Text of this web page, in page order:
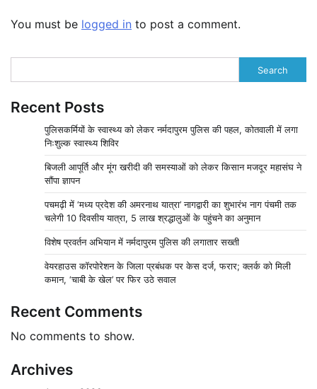
You must be logged in to post a comment.
Search
Recent Posts
पुलिसकर्मियों के स्वास्थ्य को लेकर नर्मदापुरम पुलिस की पहल, कोतवाली में लगा
निःशुल्क स्वास्थ्य शिविर
बिजली आपूर्ति और मूंग खरीदी की समस्याओं को लेकर किसान मजदूर महासंघ ने
सौंपा ज्ञापन
पचमढ़ी में ‘मध्य प्रदेश की अमरनाथ यात्रा’ नागद्वारी का शुभारंभ नाग पंचमी तक
चलेगी 10 दिवसीय यात्रा, 5 लाख श्रद्धालुओं के पहुंचने का अनुमान
विशेष प्रवर्तन अभियान में नर्मदापुरम पुलिस की लगातार सख्ती
वेयरहाउस कॉरपोरेशन के जिला प्रबंधक पर केस दर्ज, फरार; क्लर्क को मिली
कमान, ‘चाबी के खेल’ पर फिर उठे सवाल
Recent Comments
No comments to show.
Archives